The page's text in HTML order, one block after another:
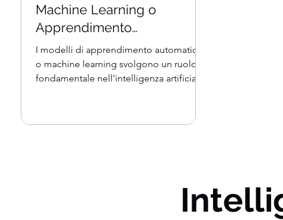
Machine Learning o
Apprendimento
Automatico?
I modelli di apprendimento automatico
o machine learning svolgono un ruolo
fondamentale nell'intelligenza artificiale.